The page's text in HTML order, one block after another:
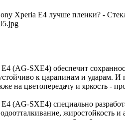
Xperia E4 лучше пленки? -
(AG-SXE4) обеспечит
к царапинам и ударам.
на цветопередачу и яркость
(AG-SXE4) специально
жиростойкость